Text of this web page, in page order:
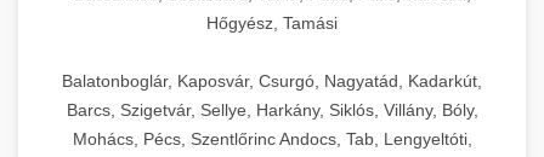
Hőgyész, Tamási
Balatonboglár, Kaposvár, Csurgó, Nagyatád, Kadarkút,
Barcs, Szigetvár, Sellye, Harkány, Siklós, Villány, Bóly,
Mohács, Pécs, Szentlőrinc Andocs, Tab, Lengyeltóti,